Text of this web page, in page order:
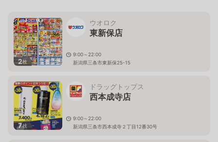
2枚
ウオロク
東新保店
9:00～22:00
新潟県三条市東新保25-15
7枚
ドラッグトップス
西本成寺店
9:00～22:00
新潟県三条市西本成寺２丁目12番30号